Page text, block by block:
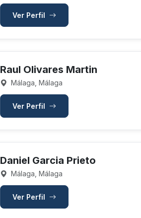
Ver Perfil
Raul Olivares Martin
Málaga, Málaga
Ver Perfil
Daniel Garcia Prieto
Málaga, Málaga
Ver Perfil